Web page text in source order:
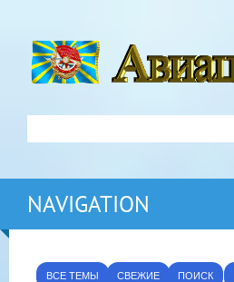
NAVIGATION
ВСЕ ТЕМЫ СВЕЖИЕ ПОИСК